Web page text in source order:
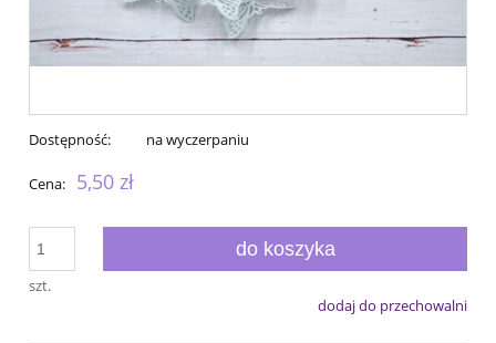
Dostępność: na wyczerpaniu
Cena: 5,50 zł
szt.
do koszyka
dodaj do przechowalni